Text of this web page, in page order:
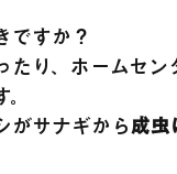
ですか？
たり、ホームセン
がサナギから 成虫